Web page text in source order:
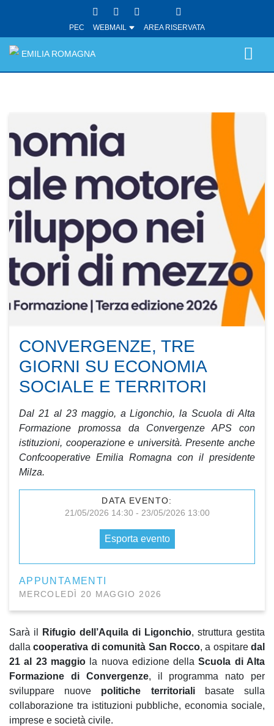
PEC WEBMAIL AREA RISERVATA
EMILIA ROMAGNA
CONVERGENZE, TRE
GIORNI SU ECONOMIA
SOCIALE E TERRITORI
Dal 21 al 23 maggio, a Ligonchio, la Scuola di Alta
Formazione promossa da Convergenze APS con
istituzioni, cooperazione e università. Presente anche
Confcooperative Emilia Romagna con il presidente
Milza.
DATA EVENTO:
21/05/2026 14:30 - 23/05/2026 13:00
Esporta evento
APPUNTAMENTI
MERCOLEDÌ 20 MAGGIO 2026
Sarà il Rifugio dell’Aquila di Ligonchio, struttura gestita
dallacooperativa di comunità San Rocco, a ospitare dal
21 al 23 maggiola nuova edizione dellaScuola di Alta
Formazione di Convergenze, il programma nato per
sviluppare nuove politiche territorialibasate sulla
collaborazione tra istituzioni pubbliche, economia sociale,
imprese e società civile.